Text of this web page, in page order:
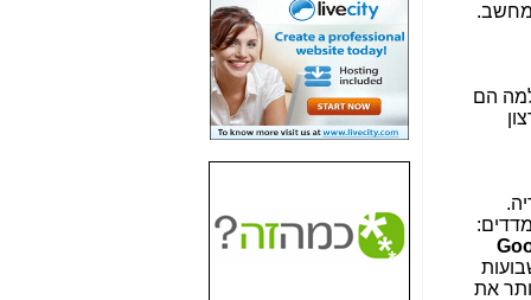
מחשב.
הם
במדיה.
את
חשיפה: איוב קרא
אישר לקבוצת סלקום
בדיוק מה שביבי אישר
כאן
האם השר איוב קרא
היה צריך בכלל לחתום
על האישור, שנתן
האם ביבי וקרא קבלו
בכלל תמורה עבור